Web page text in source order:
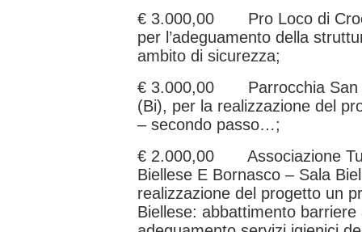
€ 3.000,00 Pro Loco di
per l’adeguamento della
ambito di sicurezza;
€ 3.000,00 Parrocchia San
(Bi), per la realizzazione del
– secondo passo…;
€ 2.000,00 Associazione
Biellese E Bornasco – Sala
realizzazione del progetto un
Biellese: abbattimento